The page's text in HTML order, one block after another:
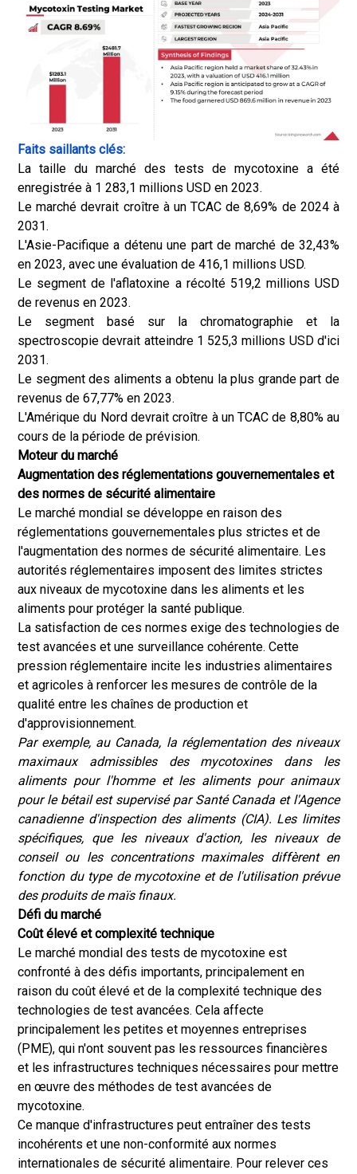
Faits saillants clés:
La taille du marché des tests de mycotoxine a été
enregistrée à 1 283,1 millions USD en 2023.
Le marché devrait croître à un TCAC de 8,69% de 2024 à
2031.
L'Asie-Pacifique a détenu une part de marché de 32,43%
en 2023, avec une évaluation de 416,1 millions USD.
Le segment de l'aflatoxine a récolté 519,2 millions USD
de revenus en 2023.
Le segment basé sur la chromatographie et la
spectroscopie devrait atteindre 1 525,3 millions USD d'ici
2031.
Le segment des aliments a obtenu la plus grande part de
revenus de 67,77% en 2023.
L'Amérique du Nord devrait croître à un TCAC de 8,80% au
cours de la période de prévision.
Moteur du marché
Augmentation des réglementations gouvernementales et
des normes de sécurité alimentaire
Le marché mondial se développe en raison des
réglementations gouvernementales plus strictes et de
l'augmentation des normes de sécurité alimentaire. Les
autorités réglementaires imposent des limites strictes
aux niveaux de mycotoxine dans les aliments et les
aliments pour protéger la santé publique.
La satisfaction de ces normes exige des technologies de
test avancées et une surveillance cohérente. Cette
pression réglementaire incite les industries alimentaires
et agricoles à renforcer les mesures de contrôle de la
qualité entre les chaînes de production et
d'approvisionnement.
Par exemple, au Canada, la réglementation des niveaux
maximaux admissibles des mycotoxines dans les
aliments pour l'homme et les aliments pour animaux
pour le bétail est supervisé par Santé Canada et l'Agence
canadienne d'inspection des aliments (CIA). Les limites
spécifiques, que les niveaux d'action, les niveaux de
conseil ou les concentrations maximales diffèrent en
fonction du type de mycotoxine et de l'utilisation prévue
des produits de maïs finaux.
Défi du marché
Coût élevé et complexité technique
Le marché mondial des tests de mycotoxine est
confronté à des défis importants, principalement en
raison du coût élevé et de la complexité technique des
technologies de test avancées. Cela affecte
principalement les petites et moyennes entreprises
(PME), qui n'ont souvent pas les ressources financières
et les infrastructures techniques nécessaires pour mettre
en œuvre des méthodes de test avancées de
mycotoxine.
Ce manque d'infrastructures peut entraîner des tests
incohérents et une non-conformité aux normes
internationales de sécurité alimentaire. Pour relever ces